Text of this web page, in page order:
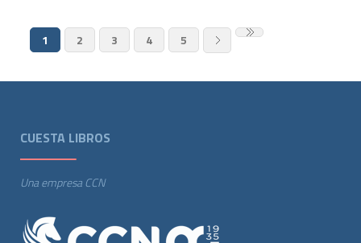
1 2 3 4 5
CUESTA LIBROS
Una empresa CCN